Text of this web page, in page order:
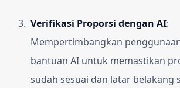
Verifikasi Proporsi dengan AI:
Mempertimbangkan
bantuan AI untuk memastikan
sudah sesuai dan latar belakang